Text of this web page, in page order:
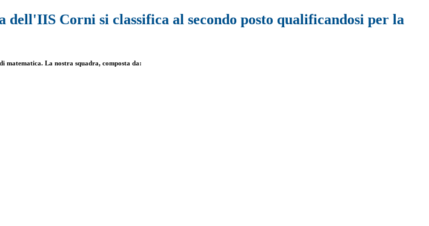
Corni si classifica al secondo posto qualificandosi per la
matematica. La nostra squadra, composta da: